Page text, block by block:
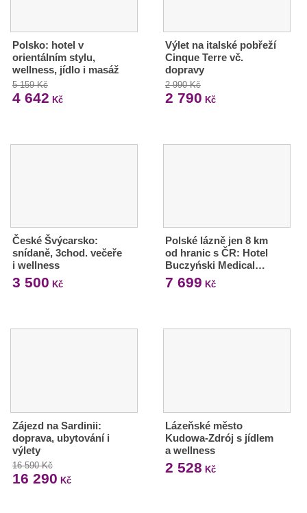
Polsko: hotel v
orientálním stylu,
wellness, jídlo i masáž
5 159 Kč
4 642 Kč
Výlet na italské pobřeží
Cinque Terre vč.
dopravy
2 990 Kč
2 790 Kč
České Švýcarsko:
snídaně, 3chod. večeře
i wellness
3 500 Kč
Polské lázně jen 8 km
od hranic s ČR: Hotel
Buczyński Medical…
7 699 Kč
Zájezd na Sardinii:
doprava, ubytování i
výlety
16 590 Kč
16 290 Kč
Lázeňské město
Kudowa-Zdrój s jídlem
a wellness
2 528 Kč